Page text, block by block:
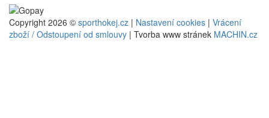
Copyright 2026 © sporthokej.cz | Nastavení cookies | Vrácení
zboží / Odstoupení od smlouvy | Tvorba www stránek MACHIN.cz